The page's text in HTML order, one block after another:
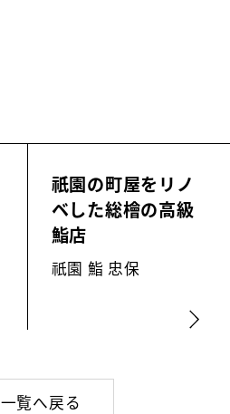
祇園の町屋をリノ
ベした総檜の高級
鮨店
祇園 鮨 忠保
一覧へ戻る